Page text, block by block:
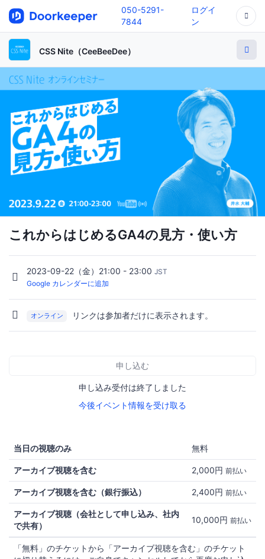
050-5291-
7844
ログイ
ン
CSS Nite（CeeBeeDee）
これからはじめるGA4の見方・使い方
2023-09-22（金）21:00 - 23:00 JST
Google カレンダーに追加
オンライン リンクは参加者だけに表示されます。
申し込む
申し込み受付は終了しました
今後イベント情報を受け取る
当日の視聴のみ 無料
アーカイブ視聴を含む 2,000円 前払い
アーカイブ視聴を含む（銀行振込） 2,400円 前払い
アーカイブ視聴（会社として申し込み、社内
で共有）
10,000円 前払い
「無料」のチケットから「アーカイブ視聴を含む」のチケット